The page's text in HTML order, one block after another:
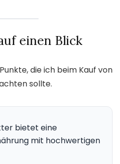
einen Blick
die ich beim Kauf von
sollte.
bietet eine
mit hochwertigen